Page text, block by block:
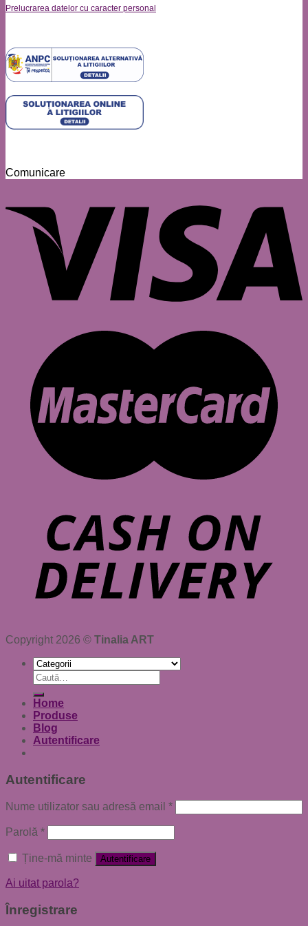
Prelucrarea datelor cu caracter personal
Comunicare
Copyright 2026 © Tinalia ART
Caută
după:
Home
Produse
Blog
Autentificare
Autentificare
Nume utilizator sau adresă email *
Parolă *
Ține-mă minte Autentificare
Ai uitat parola?
Înregistrare